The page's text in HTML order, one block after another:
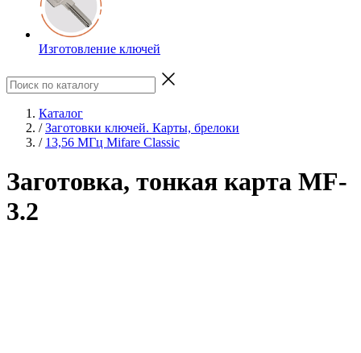
Изготовление ключей
Каталог
/ Заготовки ключей. Карты, брелоки
/ 13,56 МГц Mifare Classic
Заготовка, тонкая карта MF-
3.2